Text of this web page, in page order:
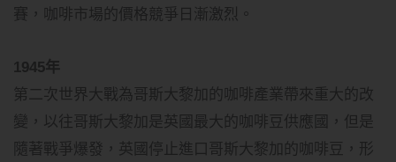
賽，咖啡市場的價格競爭日漸激烈。
1945年
第二次世界大戰為哥斯大黎加的咖啡產業帶來重大的改
變，以往哥斯大黎加是英國最大的咖啡豆供應國，但是
隨著戰爭爆發，英國停止進口哥斯大黎加的咖啡豆，形